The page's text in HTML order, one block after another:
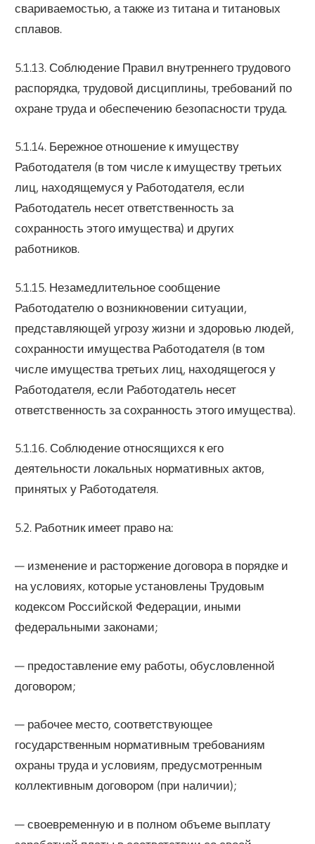
свариваемостью, а также из титана и титановых
сплавов.
5.1.13. Соблюдение Правил внутреннего трудового
распорядка, трудовой дисциплины, требований по
охране труда и обеспечению безопасности труда.
5.1.14. Бережное отношение к имуществу
Работодателя (в том числе к имуществу третьих
лиц, находящемуся у Работодателя, если
Работодатель несет ответственность за
сохранность этого имущества) и других
работников.
5.1.15. Незамедлительное сообщение
Работодателю о возникновении ситуации,
представляющей угрозу жизни и здоровью людей,
сохранности имущества Работодателя (в том
числе имущества третьих лиц, находящегося у
Работодателя, если Работодатель несет
ответственность за сохранность этого имущества).
5.1.16. Соблюдение относящихся к его
деятельности локальных нормативных актов,
принятых у Работодателя.
5.2. Работник имеет право на:
— изменение и расторжение договора в порядке и
на условиях, которые установлены Трудовым
кодексом Российской Федерации, иными
федеральными законами;
— предоставление ему работы, обусловленной
договором;
— рабочее место, соответствующее
государственным нормативным требованиям
охраны труда и условиям, предусмотренным
коллективным договором (при наличии);
— своевременную и в полном объеме выплату